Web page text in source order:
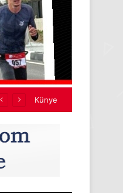
Künye